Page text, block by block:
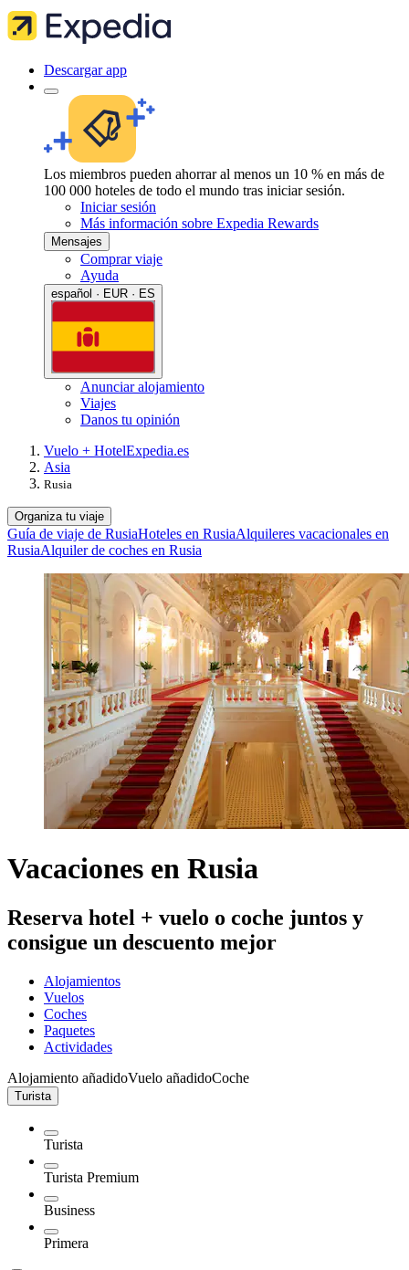
Descargar app
Los miembros pueden ahorrar al menos un 10 % en más de
100 000 hoteles de todo el mundo tras iniciar sesión.
Iniciar sesión
Más información sobre Expedia Rewards
Mensajes
Comprar viaje
Ayuda
español · EUR · ES
Anunciar alojamiento
Viajes
Danos tu opinión
Vuelo + HotelExpedia.es
Asia
Rusia
Organiza tu viaje
Guía de viaje de RusiaHoteles en RusiaAlquileres vacacionales en
RusiaAlquiler de coches en Rusia
Vacaciones en Rusia
Reserva hotel + vuelo o coche juntos y
consigue un descuento mejor
Alojamientos
Vuelos
Coches
Paquetes
Actividades
Alojamiento añadidoVuelo añadidoCoche
Turista
Turista
Turista Premium
Business
Primera